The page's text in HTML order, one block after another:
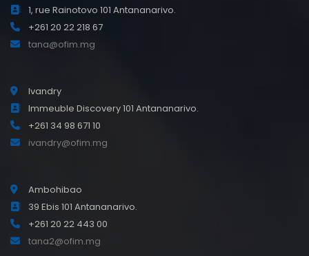
1, rue Rainotovo 101 Antananarivo.
+261 20 22 218 67
tana@ofim.mg
Ivandry
Immeuble Discovery 101 Antananarivo.
+261 34 98 671 10
ivandry@ofim.mg
Ambohibao
39 Ebis 101 Antananarivo.
+261 20 22 443 00
tana2@ofim.mg